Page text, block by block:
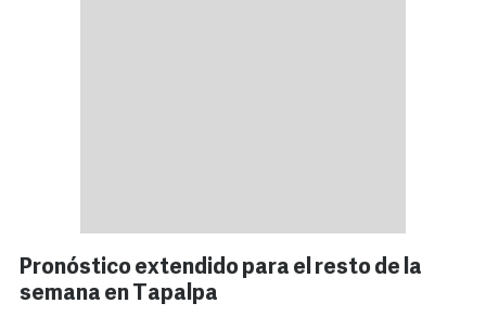
Pronóstico extendido para el resto de la
semana en Tapalpa